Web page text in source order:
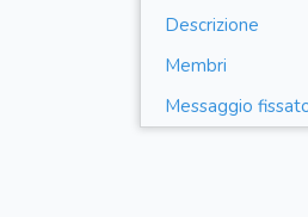
Descrizione
Membri
Messaggio